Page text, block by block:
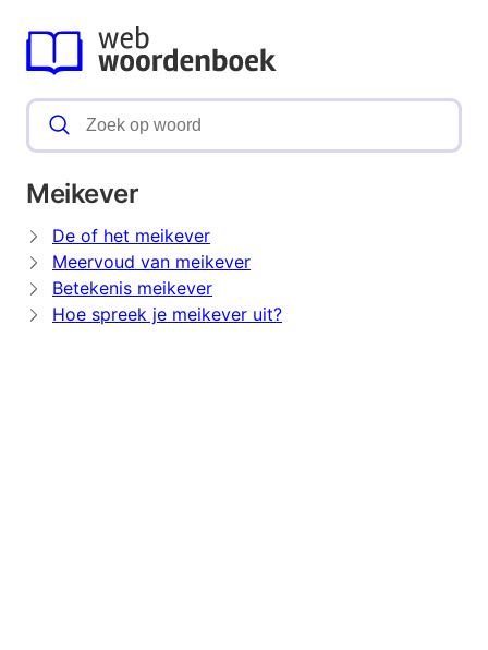
Meikever
De of het meikever
Meervoud van meikever
Betekenis meikever
Hoe spreek je meikever uit?